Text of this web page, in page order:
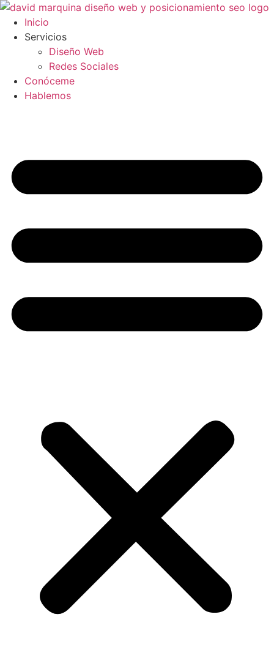
Ir
contenido
Inicio
Servicios
Diseño Web
Redes Sociales
Conóceme
Hablemos